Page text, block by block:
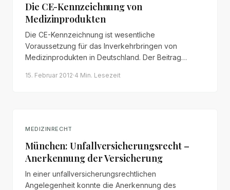
Die CE-Kennzeichnung von
Medizinprodukten
Die CE-Kennzeichnung ist wesentliche
Voraussetzung für das Inverkehrbringen von
Medizinprodukten in Deutschland. Der Beitrag
Produkttypen und das
15. Februar 2012·4 Min. Lesezeit
MEDIZINRECHT
München: Unfallversicherungsrecht –
Anerkennung der Versicherung
In einer unfallversicherungsrechtlichen
Angelegenheit konnte die Anerkennung des